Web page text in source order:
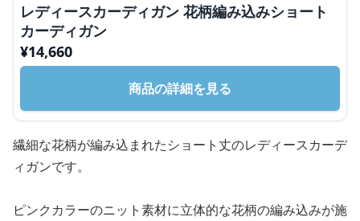
レディースカーディガン 花柄編み込みショート
カーディガン
¥14,660
商品の詳細を見る
繊細な花柄が編み込まれたショート丈のレディースカーデ
ィガンです。
ピンクカラーのニット素材に立体的な花柄の編み込みが施